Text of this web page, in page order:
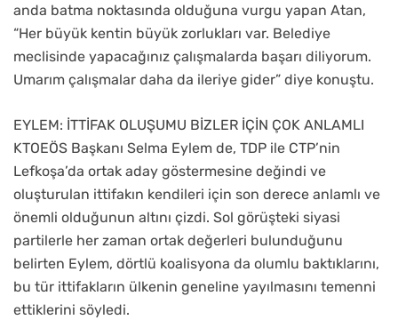
anda batma noktasında olduğuna vurgu yapan Atan,
“Her büyük kentin büyük zorlukları var. Belediye
meclisinde yapacağınız çalışmalarda başarı diliyorum.
Umarım çalışmalar daha da ileriye gider” diye konuştu.
EYLEM: İTTİFAK OLUŞUMU BİZLER İÇİN ÇOK ANLAMLI
KTOEÖS Başkanı Selma Eylem de, TDP ile CTP’nin
Lefkoşa’da ortak aday göstermesine değindi ve
oluşturulan ittifakın kendileri için son derece anlamlı ve
önemli olduğunun altını çizdi. Sol görüşteki siyasi
partilerle her zaman ortak değerleri bulunduğunu
belirten Eylem, dörtlü koalisyona da olumlu baktıklarını,
bu tür ittifakların ülkenin geneline yayılmasını temenni
ettiklerini söyledi.